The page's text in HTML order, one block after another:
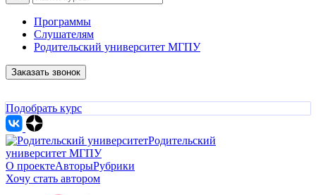
Программы
Слушателям
Родительский университет МГПУ
Заказать звонок
Подобрать курс
Родительский
университет МГПУ
О проектеАвторыРубрики
Хочу стать автором